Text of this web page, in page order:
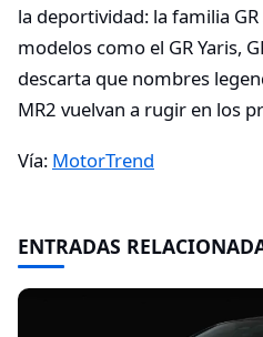
la deportividad: la familia
modelos como el GR Yaris,
descarta que nombres
MR2 vuelvan a rugir en los
Vía: MotorTrend
ENTRADAS